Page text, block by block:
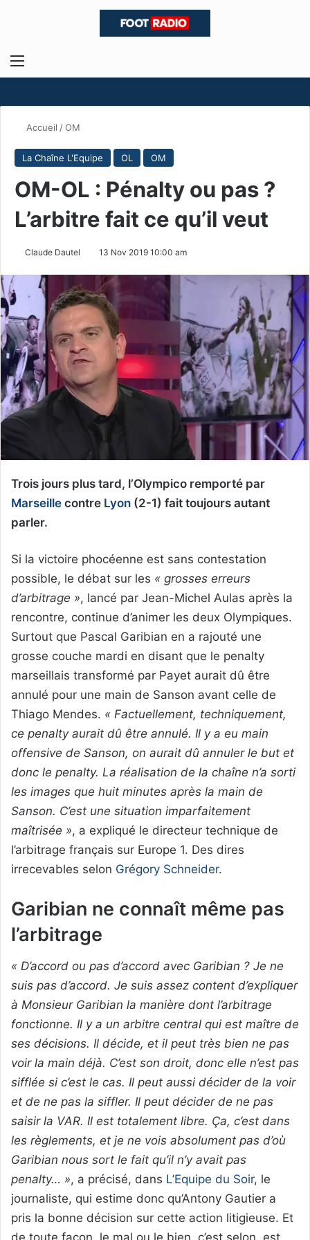
Menu
Accueil /OM
La Chaîne L'Equipe OL OM
OM-OL : Pénalty ou pas ?
L’arbitre fait ce qu’il veut
Claude Dautel 13 Nov 2019 10:00 am
Trois jours plus tard, l’Olympico remporté par
Marseille contre Lyon (2-1) fait toujours autant
parler.
Si la victoire phocéenne est sans contestation
possible, le débat sur les « grosses erreurs
d’arbitrage », lancé par Jean-Michel Aulas après la
rencontre, continue d’animer les deux Olympiques.
Surtout que Pascal Garibian en a rajouté une
grosse couche mardi en disant que le penalty
marseillais transformé par Payet aurait dû être
annulé pour une main de Sanson avant celle de
Thiago Mendes. « Factuellement, techniquement,
ce penalty aurait dû être annulé. Il y a eu main
offensive de Sanson, on aurait dû annuler le but et
donc le penalty. La réalisation de la chaîne n’a sorti
les images que huit minutes après la main de
Sanson. C’est une situation imparfaitement
maîtrisée », a expliqué le directeur technique de
l’arbitrage français sur Europe 1. Des dires
irrecevables selon Grégory Schneider.
Garibian ne connaît même pas
l’arbitrage
« D’accord ou pas d’accord avec Garibian ? Je ne
suis pas d’accord. Je suis assez content d’expliquer
à Monsieur Garibian la manière dont l’arbitrage
fonctionne. Il y a un arbitre central qui est maître de
ses décisions. Il décide, et il peut très bien ne pas
voir la main déjà. C’est son droit, donc elle n’est pas
sifflée si c’est le cas. Il peut aussi décider de la voir
et de ne pas la siffler. Il peut décider de ne pas
saisir la VAR. Il est totalement libre. Ça, c’est dans
les règlements, et je ne vois absolument pas d’où
Garibian nous sort le fait qu’il n’y avait pas
penalty… », a précisé, dans L’Equipe du Soir, le
journaliste, qui estime donc qu’Antony Gautier a
pris la bonne décision sur cette action litigieuse. Et